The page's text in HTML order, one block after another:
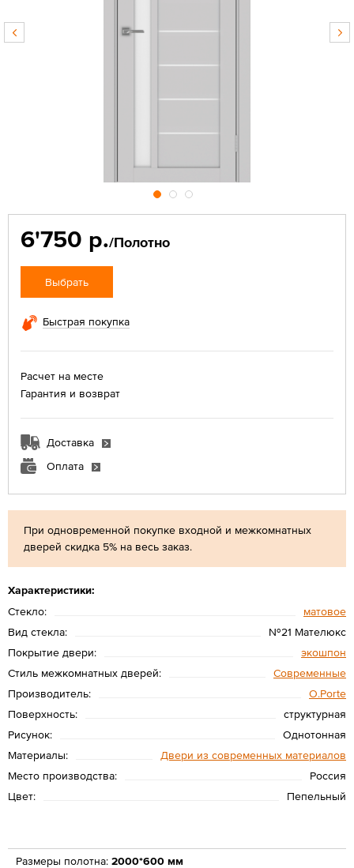
При одновременной покупке входной и межкомнатных
дверей скидка 5% на весь заказ.
Характеристики:
Стекло:
матовое
Вид стекла:
№21 Мателюкс
Покрытие двери:
экошпон
Стиль межкомнатных дверей:
Современные
Производитель:
O.Porte
Поверхность:
структурная
Рисунок:
Однотонная
Материалы:
Двери из современных материалов
Место производства:
Россия
Цвет:
Пепельный
6'750 р./Полотно
Выбрать
Быстрая покупка
Расчет на месте
Гарантия и возврат
Доставка
Оплата
Размеры полотна: 2000*600 мм